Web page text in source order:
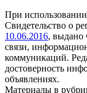
При использовании
Свидетельство о
10.06.2016, выдано
связи,
коммуникаций.
достоверность
объявлениях.
Материалы в